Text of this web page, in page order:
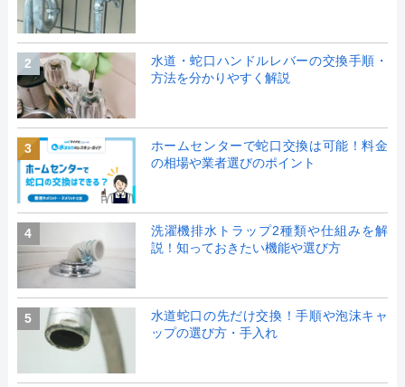
2
水道・蛇口ハンドルレバーの交換手順・
方法を分かりやすく解説
3
ホームセンターで蛇口交換は可能！料金
の相場や業者選びのポイント
4
洗濯機排水トラップ2種類や仕組みを解
説！知っておきたい機能や選び方
5
水道蛇口の先だけ交換！手順や泡沫キャ
ップの選び方・手入れ